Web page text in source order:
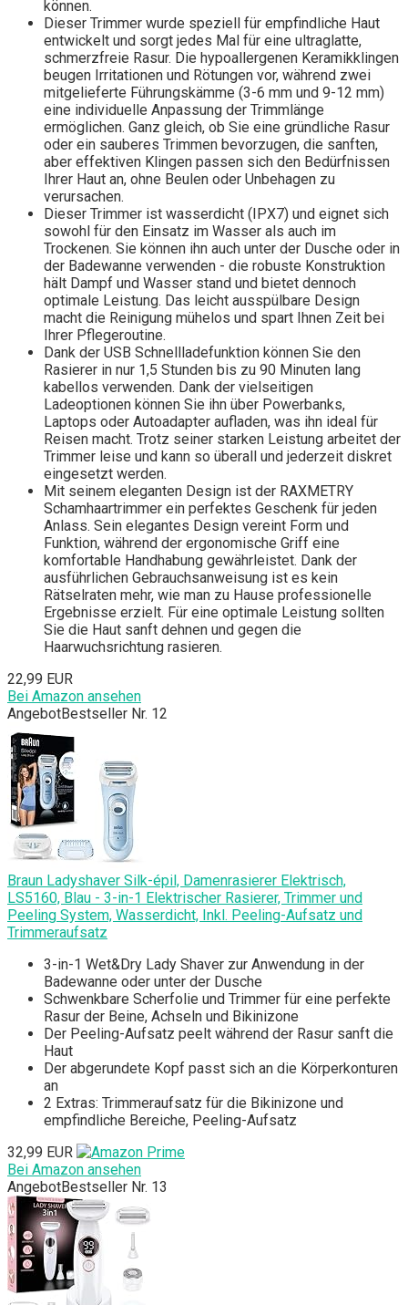
können.
Dieser Trimmer wurde speziell für empfindliche Haut
entwickelt und sorgt jedes Mal für eine ultraglatte,
schmerzfreie Rasur. Die hypoallergenen Keramikklingen
beugen Irritationen und Rötungen vor, während zwei
mitgelieferte Führungskämme (3-6 mm und 9-12 mm)
eine individuelle Anpassung der Trimmlänge
ermöglichen. Ganz gleich, ob Sie eine gründliche Rasur
oder ein sauberes Trimmen bevorzugen, die sanften,
aber effektiven Klingen passen sich den Bedürfnissen
Ihrer Haut an, ohne Beulen oder Unbehagen zu
verursachen.
Dieser Trimmer ist wasserdicht (IPX7) und eignet sich
sowohl für den Einsatz im Wasser als auch im
Trockenen. Sie können ihn auch unter der Dusche oder in
der Badewanne verwenden - die robuste Konstruktion
hält Dampf und Wasser stand und bietet dennoch
optimale Leistung. Das leicht ausspülbare Design
macht die Reinigung mühelos und spart Ihnen Zeit bei
Ihrer Pflegeroutine.
Dank der USB Schnellladefunktion können Sie den
Rasierer in nur 1,5 Stunden bis zu 90 Minuten lang
kabellos verwenden. Dank der vielseitigen
Ladeoptionen können Sie ihn über Powerbanks,
Laptops oder Autoadapter aufladen, was ihn ideal für
Reisen macht. Trotz seiner starken Leistung arbeitet der
Trimmer leise und kann so überall und jederzeit diskret
eingesetzt werden.
Mit seinem eleganten Design ist der RAXMETRY
Schamhaartrimmer ein perfektes Geschenk für jeden
Anlass. Sein elegantes Design vereint Form und
Funktion, während der ergonomische Griff eine
komfortable Handhabung gewährleistet. Dank der
ausführlichen Gebrauchsanweisung ist es kein
Rätselraten mehr, wie man zu Hause professionelle
Ergebnisse erzielt. Für eine optimale Leistung sollten
Sie die Haut sanft dehnen und gegen die
Haarwuchsrichtung rasieren.
22,99 EUR
Bei Amazon ansehen
AngebotBestseller Nr. 12
Braun Ladyshaver Silk-épil, Damenrasierer Elektrisch,
LS5160, Blau - 3-in-1 Elektrischer Rasierer, Trimmer und
Peeling System, Wasserdicht, Inkl. Peeling-Aufsatz und
Trimmeraufsatz
3-in-1 Wet&Dry Lady Shaver zur Anwendung in der
Badewanne oder unter der Dusche
Schwenkbare Scherfolie und Trimmer für eine perfekte
Rasur der Beine, Achseln und Bikinizone
Der Peeling-Aufsatz peelt während der Rasur sanft die
Haut
Der abgerundete Kopf passt sich an die Körperkonturen
an
2 Extras: Trimmeraufsatz für die Bikinizone und
empfindliche Bereiche, Peeling-Aufsatz
32,99 EUR
Bei Amazon ansehen
AngebotBestseller Nr. 13